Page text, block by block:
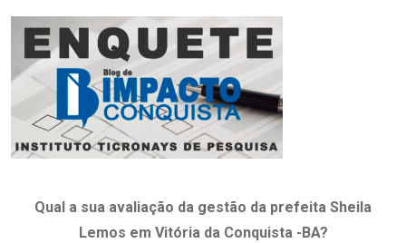
Qual a sua avaliação da gestão da prefeita Sheila
Lemos em Vitória da Conquista -BA?